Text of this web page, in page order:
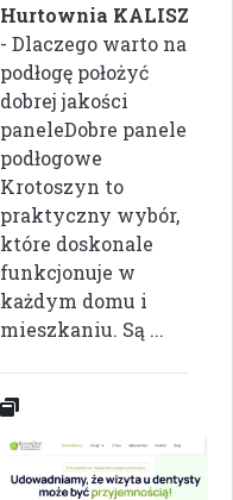
Hurtownia KALISZ
- Dlaczego warto na
podłogę położyć
dobrej jakości
paneleDobre panele
podłogowe
Krotoszyn to
praktyczny wybór,
które doskonale
funkcjonuje w
każdym domu i
mieszkaniu. Są ...